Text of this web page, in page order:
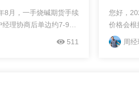
8月，一手烧碱期货手续
理协商后单边约7-9元/
由交易所基础费率和
部分构成。交易所基础
511
您好，
价格会根
几块的
的是期
周